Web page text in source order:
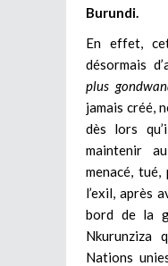
Burundi.
En effet,
désormais
plus
jamais créé,
dès lors
maintenir
menacé,
l’exil, après
bord de la
Nkurunziza
Nations